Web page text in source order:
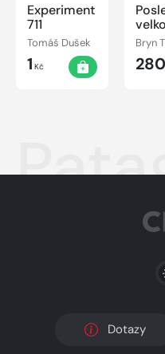
Experiment
711
Tomáš Dušek
1 Kč 280
Dotazy